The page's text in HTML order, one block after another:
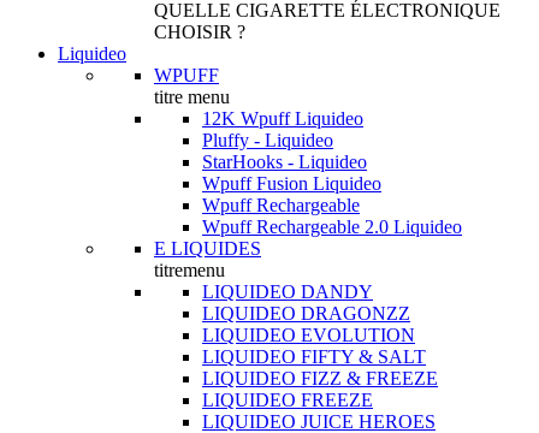
QUELLE CIGARETTE ÉLECTRONIQUE
CHOISIR ?
Liquideo
WPUFF
titre menu
12K Wpuff Liquideo
Pluffy - Liquideo
StarHooks - Liquideo
Wpuff Fusion Liquideo
Wpuff Rechargeable
Wpuff Rechargeable 2.0 Liquideo
E LIQUIDES
titremenu
LIQUIDEO DANDY
LIQUIDEO DRAGONZZ
LIQUIDEO EVOLUTION
LIQUIDEO FIFTY & SALT
LIQUIDEO FIZZ & FREEZE
LIQUIDEO FREEZE
LIQUIDEO JUICE HEROES